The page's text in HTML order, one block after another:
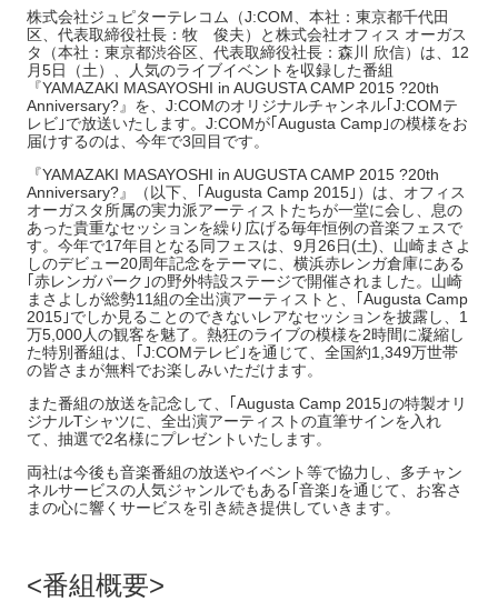
株式会社ジュピターテレコム（J:COM、本社：東京都千代田
区、代表取締役社長：牧 俊夫）と株式会社オフィス オーガス
タ（本社：東京都渋谷区、代表取締役社長：森川 欣信）は、12
月5日（土）、人気のライブイベントを収録した番組
『YAMAZAKI MASAYOSHI in AUGUSTA CAMP 2015 ?20th
Anniversary?』を、J:COMのオリジナルチャンネル｢J:COMテ
レビ｣で放送いたします。J:COMが｢Augusta Camp｣の模様をお
届けするのは、今年で3回目です。
『YAMAZAKI MASAYOSHI in AUGUSTA CAMP 2015 ?20th
Anniversary?』（以下、｢Augusta Camp 2015｣）は、オフィス
オーガスタ所属の実力派アーティストたちが一堂に会し、息の
あった貴重なセッションを繰り広げる毎年恒例の音楽フェスで
す。今年で17年目となる同フェスは、9月26日(土)、山崎まさよ
しのデビュー20周年記念をテーマに、横浜赤レンガ倉庫にある
｢赤レンガパーク｣の野外特設ステージで開催されました。山崎
まさよしが総勢11組の全出演アーティストと、｢Augusta Camp
2015｣でしか見ることのできないレアなセッションを披露し、1
万5,000人の観客を魅了。熱狂のライブの模様を2時間に凝縮し
た特別番組は、｢J:COMテレビ｣を通じて、全国約1,349万世帯
の皆さまが無料でお楽しみいただけます。
また番組の放送を記念して、｢Augusta Camp 2015｣の特製オリ
ジナルTシャツに、全出演アーティストの直筆サインを入れ
て、抽選で2名様にプレゼントいたします。
両社は今後も音楽番組の放送やイベント等で協力し、多チャン
ネルサービスの人気ジャンルでもある｢音楽｣を通じて、お客さ
まの心に響くサービスを引き続き提供していきます。
番組概要